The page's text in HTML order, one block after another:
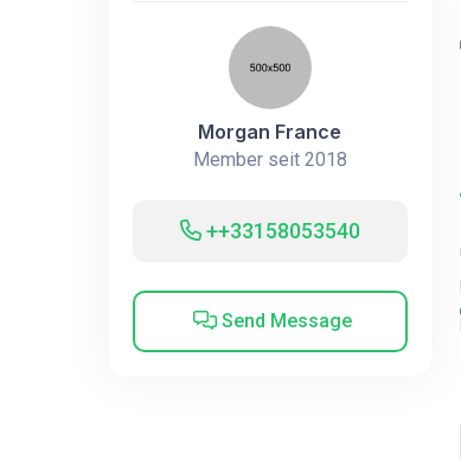
Morgan France
Member seit 2018
++33158053540
Send Message